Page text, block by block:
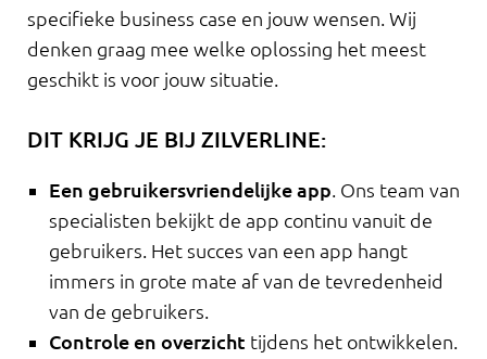
specifieke business case en jouw wensen. Wij
denken graag mee welke oplossing het meest
geschikt is voor jouw situatie.
DIT KRIJG JE BIJ ZILVERLINE:
Een gebruikersvriendelijke app . Ons team van
specialisten bekijkt de app continu vanuit de
gebruikers. Het succes van een app hangt
immers in grote mate af van de tevredenheid
van de gebruikers.
Controle en overzicht tijdens het ontwikkelen.